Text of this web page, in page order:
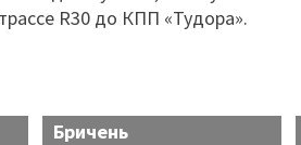
R30 до КПП «Тудора».
Бричень